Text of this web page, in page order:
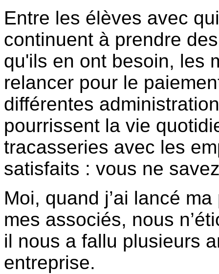
Entre les élèves avec
continuent à prendre
qu'ils en ont besoin, les
relancer pour le
différentes
pourrissent la vie
tracasseries avec les
satisfaits : vous ne
Moi, quand j’ai lancé
mes associés, nous
il nous a fallu plusieurs
entreprise.